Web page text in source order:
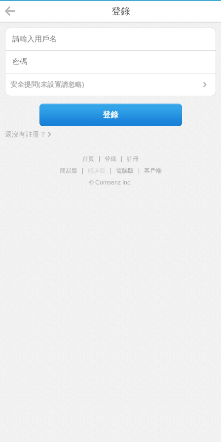
登錄
安全提問(未設置請忽略)
登錄
還沒有註冊？
首頁 登錄
註冊
簡易版
觸屏版 電腦版
客戶端
© Comsenz Inc.